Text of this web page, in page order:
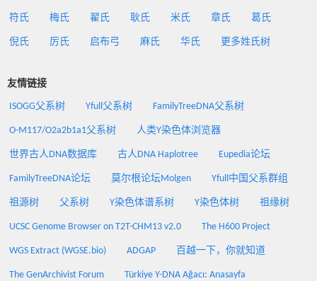
符氏 梅氏 翟氏 耿氏 米氏 章氏 葛氏
倪氏 厉氏 启布弓 麻氏 华氏 更多姓氏树
友情链接
ISOGG父系树 Yfull父系树 FamilyTreeDNA父系树
O-M117/O2a2b1a1父系树 人类Y染色体浏览器
世界古人DNA数据库 古人DNA Haplotree Eupedia论坛
FamilyTreeDNA论坛 莫尔根论坛Molgen Yfull中国父系群组
祖源树 父系树 Y染色体谱系树 Y染色体树 祖缘树
UCSC Genome Browser on T2T-CHM13 v2.0 The H600 Project
WGS Extract (WGSE.bio) ADGAP 百越一下，你就知道
The GenArchivist Forum Türkiye Y-DNA Ağacı: Anasayfa